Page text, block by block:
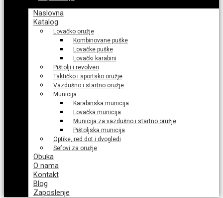
Naslovna
Katalog
Lovačko oružje
Kombinovane puške
Lovačke puške
Lovački karabini
Pištolji i revolveri
Taktičko i sportsko oružje
Vazdušno i startno oružje
Municija
Karabinska municija
Lovačka municija
Municija za vazdušno i startno oružje
Pištoljska municija
Optike, red dot i dvogledi
Sefovi za oružje
Obuka
O nama
Kontakt
Blog
Zaposlenje